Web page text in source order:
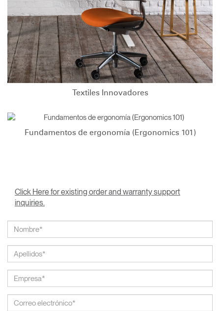
Textiles Innovadores
Fundamentos de ergonomía (Ergonomics 101)
Click Here for existing order and warranty support
inquiries.